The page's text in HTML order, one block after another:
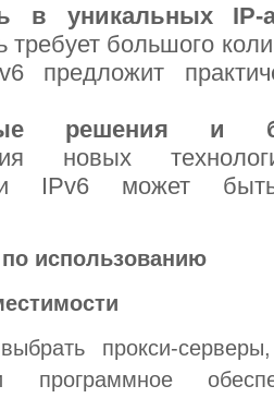
в уникальных IP-
требует большого
предложит
решения и
новых
IPv6 может
использованию
прокси-
программное